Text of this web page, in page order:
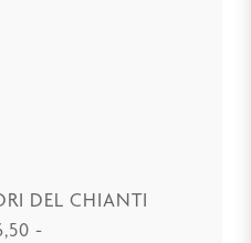
DEL CHIANTI
-